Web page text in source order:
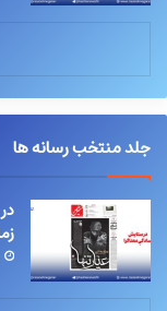
جلد منتخب رسانه ها